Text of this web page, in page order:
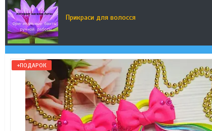
Прикраси для волосся
+ПОДАРОК